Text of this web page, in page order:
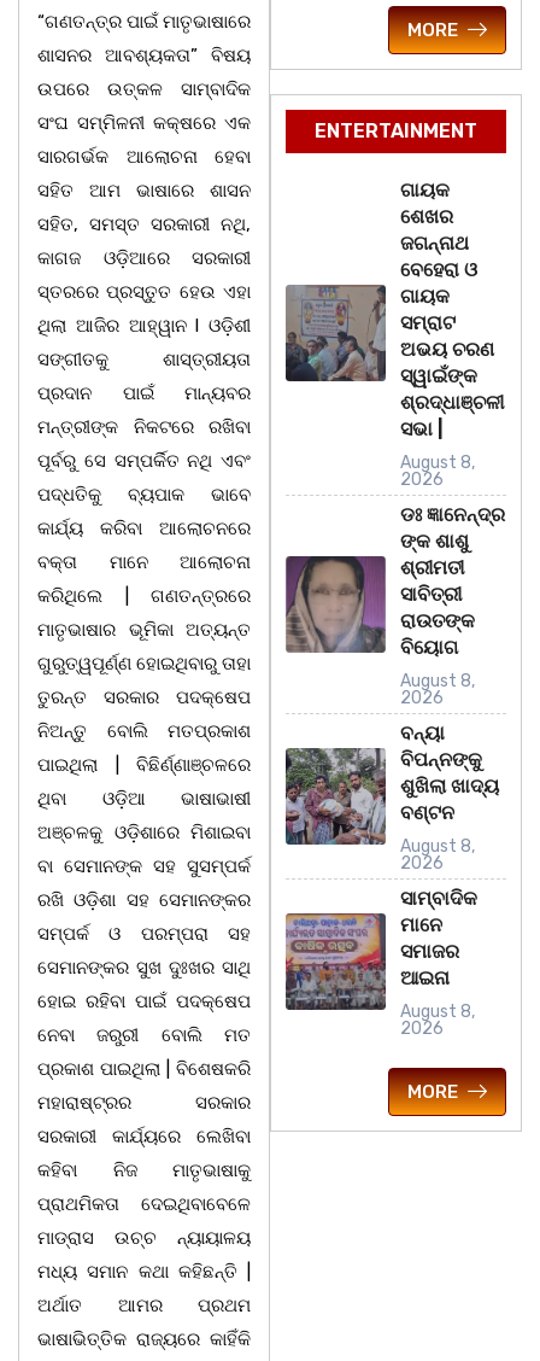
“ଗଣତନ୍ତ୍ର ପାଇଁ ମାତୃଭାଷାରେ
ଶାସନର ଆବଶ୍ୟକତା” ବିଷୟ
ଉପରେ ଉତ୍କଳ ସାମ୍ବାଦିକ
ସଂଘ ସମ୍ମିଳନୀ କକ୍ଷରେ ଏକ
ସାରଗର୍ଭକ ଆଲୋଚନା ହେବା
ସହିତ ଆମ ଭାଷାରେ ଶାସନ
ସହିତ, ସମସ୍ତ ସରକାରୀ ନଥି,
କାଗଜ ଓଡ଼ିଆରେ ସରକାରୀ
ସ୍ତରରେ ପ୍ରସ୍ତୁତ ହେଉ ଏହା
ଥିଲା ଆଜିର ଆହ୍ୱାନ l ଓଡ଼ିଶୀ
ସଙ୍ଗୀତକୁ ଶାସ୍ତ୍ରୀୟତା
ପ୍ରଦାନ ପାଇଁ ମାନ୍ୟବର
ମନ୍ତ୍ରୀଙ୍କ ନିକଟରେ ରଖିବା
ପୂର୍ବରୁ ସେ ସମ୍ପର୍କିତ ନଥି ଏବଂ
ପଦ୍ଧତିକୁ ବ୍ୟପାକ ଭାବେ
କାର୍ଯ୍ୟ କରିବା ଆଲୋଚନରେ
ବକ୍ତା ମାନେ ଆଲୋଚନା
କରିଥିଲେ | ଗଣତନ୍ତ୍ରରେ
ମାତୃଭାଷାର ଭୂମିକା ଅତ୍ୟନ୍ତ
ଗୁରୁତ୍ୱପୂର୍ଣ୍ଣ ହୋଇଥିବାରୁ ତାହା
ତୁରନ୍ତ ସରକାର ପଦକ୍ଷେପ
ନିଅନ୍ତୁ ବୋଲି ମତପ୍ରକାଶ
ପାଇଥିଲା | ବିଛିର୍ଣ୍ଣାଞ୍ଚଳରେ
ଥିବା ଓଡ଼ିଆ ଭାଷାଭାଷୀ
ଅଞ୍ଚଳକୁ ଓଡ଼ିଶାରେ ମିଶାଇବା
ବା ସେମାନଙ୍କ ସହ ସୁସମ୍ପର୍କ
ରଖି ଓଡ଼ିଶା ସହ ସେମାନଙ୍କର
ସମ୍ପର୍କ ଓ ପରମ୍ପରା ସହ
ସେମାନଙ୍କର ସୁଖ ଦୁଃଖର ସାଥି
ହୋଇ ରହିବା ପାଇଁ ପଦକ୍ଷେପ
ନେବା ଜରୁରୀ ବୋଲି ମତ
ପ୍ରକାଶ ପାଇଥିଲା | ବିଶେଷକରି
ମହାରାଷ୍ଟ୍ରର ସରକାର
ସରକାରୀ କାର୍ଯ୍ୟରେ ଲେଖିବା
କହିବା ନିଜ ମାତୃଭାଷାକୁ
ପ୍ରାଥମିକତା ଦେଇଥିବାବେଳେ
ମାଡ୍ରାସ ଉଚ୍ଚ ନ୍ୟାୟାଳୟ
ମଧ୍ୟ ସମାନ କଥା କହିଛନ୍ତି |
ଅର୍ଥାତ ଆମର ପ୍ରଥମ
ଭାଷାଭିତ୍ତିକ ରାଜ୍ୟରେ କାହିଁକି
MORE
ENTERTAINMENT
ଗାୟକ
ଶେଖର
ଜଗନ୍ନାଥ
ବେହେରା ଓ
ଗାୟକ
ସମ୍ରାଟ
ଅଭୟ ଚରଣ
ସ୍ୱାଇଁଙ୍କ
ଶ୍ରଦ୍ଧାଞ୍ଚଳୀ
ସଭା |
August 8,
2026
ଡଃ ଜ୍ଞାନେନ୍ଦ୍ର
ଙ୍କ ଶାଶୁ
ଶ୍ରୀମତୀ
ସାବିତ୍ରୀ
ରାଉତଙ୍କ
ବିୟୋଗ
August 8,
2026
ବନ୍ୟା
ବିପନ୍ନଙ୍କୁ
ଶୁଖିଲା ଖାଦ୍ୟ
ବଣ୍ଟନ
August 8,
2026
ସାମ୍ବାଦିକ
ମାନେ
ସମାଜର
ଆଇନା
August 8,
2026
MORE